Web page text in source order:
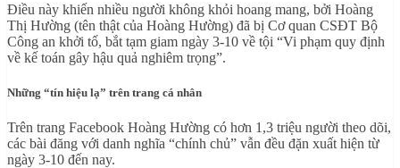
Điều này khiến nhiều người không khỏi hoang mang, bởi Hoàng
Thị Hường (tên thật của Hoàng Hường) đã bị Cơ quan CSĐT Bộ
Công an khởi tố, bắt tạm giam ngày 3-10 về tội “Vi phạm quy định
về kế toán gây hậu quả nghiêm trọng”.
Những “tín hiệu lạ” trên trang cá nhân
Trên trang Facebook Hoàng Hường có hơn 1,3 triệu người theo dõi,
các bài đăng với danh nghĩa “chính chủ” vẫn đều đặn xuất hiện từ
ngày 3-10 đến nay.